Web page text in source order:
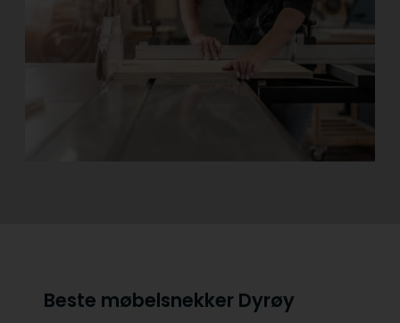
Beste møbelsnekker Dyrøy